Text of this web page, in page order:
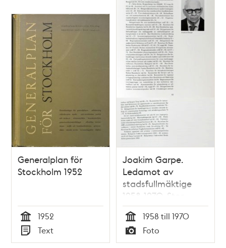
och
teman
Generalplan för
Stockholm 1952
Tid
1952
Typ
Text
Joakim Garpe.
Ledamot av
stadsfullmäktige
1958-1970. Stor-
Stockholmsborgarråd
1954-1964
Tid
1958 till 1970
Typ
Foto